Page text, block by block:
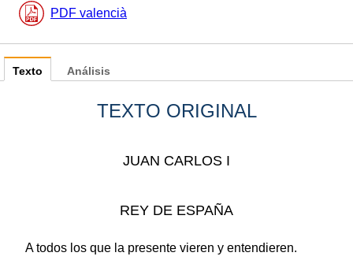
PDF valencià
Texto
TEXTO ORIGINAL
JUAN CARLOS I
REY DE ESPAÑA
A todos los que la presente vieren y entendieren.
Análisis